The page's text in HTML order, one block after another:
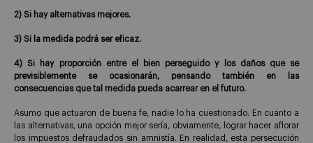
2) Si hay alternativas mejores.
3) Si la medida podrá ser eficaz.
4) Si hay proporción entre el bien perseguido y los daños que se
previsiblemente se ocasionarán, pensando también en las
consecuencias que tal medida pueda acarrear en el futuro.
Asumo que actuaron de buena fe, nadie lo ha cuestionado. En cuanto a
las alternativas, una opción mejor sería, obviamente, lograr hacer aflorar
los impuestos defraudados sin amnistía. En realidad, esta persecución